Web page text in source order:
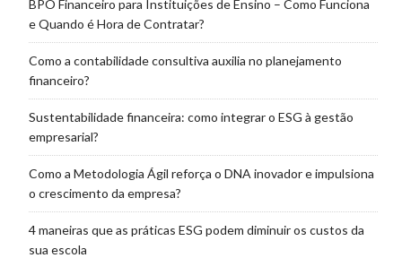
BPO Financeiro para Instituições de Ensino – Como Funciona
e Quando é Hora de Contratar?
Como a contabilidade consultiva auxilia no planejamento
financeiro?
Sustentabilidade financeira: como integrar o ESG à gestão
empresarial?
Como a Metodologia Ágil reforça o DNA inovador e impulsiona
o crescimento da empresa?
4 maneiras que as práticas ESG podem diminuir os custos da
sua escola